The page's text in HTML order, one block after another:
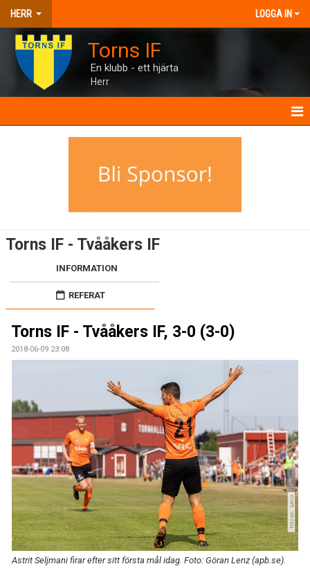
HERR LOGGA IN
Torns IF
En klubb - ett hjärta
Herr
BILDGALLERI
Torns IF - Tvååkers IF
INFORMATION
REFERAT
Torns IF - Tvååkers IF, 3-0 (3-0)
2018-06-09 23:08
Astrit Seljmani firar efter sitt första mål idag. Foto: Göran Lenz (apb.se).